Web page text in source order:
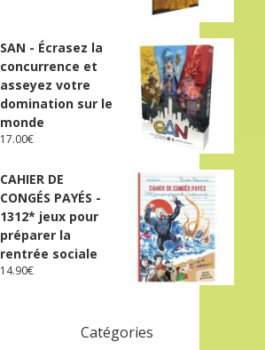
SAN - Écrasez la
concurrence et
asseyez votre
domination sur le
monde
17.00€
CAHIER DE
CONGÉS PAYÉS -
1312* jeux pour
préparer la
rentrée sociale
14.90€
Catégories